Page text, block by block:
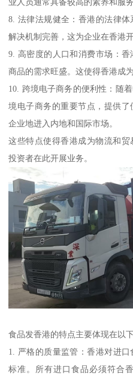
业人员通常具备较高的素养和服务
8. 法律法规健全：香港的法律
解决机制完善，这为企业在香港
9. 高密度的人口和消费市场：
商品的需求旺盛。这使得香港成
10. 跨境电子商务的便利性：随
境电子商务的重要节点，提供
企业地进入内地和国际市场。
这些特点使得香港成为物流和
投资者在此开展业务。
食品发香港的特点主要体现在以
1. 严格的质量监管：香港对进
标准。所有进口食品必须符合